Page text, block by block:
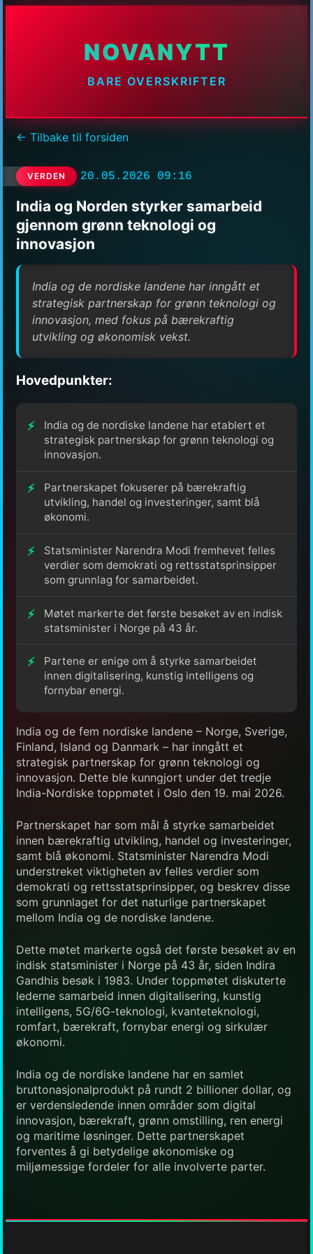
NOVANYTT
BARE OVERSKRIFTER
← Tilbake til forsiden
VERDEN 20.05.2026 09:16
India og Norden styrker samarbeid
gjennom grønn teknologi og
innovasjon
India og de nordiske landene har inngått et
strategisk partnerskap for grønn teknologi og
innovasjon, med fokus på bærekraftig
utvikling og økonomisk vekst.
Hovedpunkter:
India og de nordiske landene har etablert et
strategisk partnerskap for grønn teknologi og
innovasjon.
Partnerskapet fokuserer på bærekraftig
utvikling, handel og investeringer, samt blå
økonomi.
Statsminister Narendra Modi fremhevet felles
verdier som demokrati og rettsstatsprinsipper
som grunnlag for samarbeidet.
Møtet markerte det første besøket av en indisk
statsminister i Norge på 43 år.
Partene er enige om å styrke samarbeidet
innen digitalisering, kunstig intelligens og
fornybar energi.
India og de fem nordiske landene – Norge, Sverige,
Finland, Island og Danmark – har inngått et
strategisk partnerskap for grønn teknologi og
innovasjon. Dette ble kunngjort under det tredje
India-Nordiske toppmøtet i Oslo den 19. mai 2026.
Partnerskapet har som mål å styrke samarbeidet
innen bærekraftig utvikling, handel og investeringer,
samt blå økonomi. Statsminister Narendra Modi
understreket viktigheten av felles verdier som
demokrati og rettsstatsprinsipper, og beskrev disse
som grunnlaget for det naturlige partnerskapet
mellom India og de nordiske landene.
Dette møtet markerte også det første besøket av en
indisk statsminister i Norge på 43 år, siden Indira
Gandhis besøk i 1983. Under toppmøtet diskuterte
lederne samarbeid innen digitalisering, kunstig
intelligens, 5G/6G-teknologi, kvanteteknologi,
romfart, bærekraft, fornybar energi og sirkulær
økonomi.
India og de nordiske landene har en samlet
bruttonasjonalprodukt på rundt 2 billioner dollar, og
er verdensledende innen områder som digital
innovasjon, bærekraft, grønn omstilling, ren energi
og maritime løsninger. Dette partnerskapet
forventes å gi betydelige økonomiske og
miljømessige fordeler for alle involverte parter.